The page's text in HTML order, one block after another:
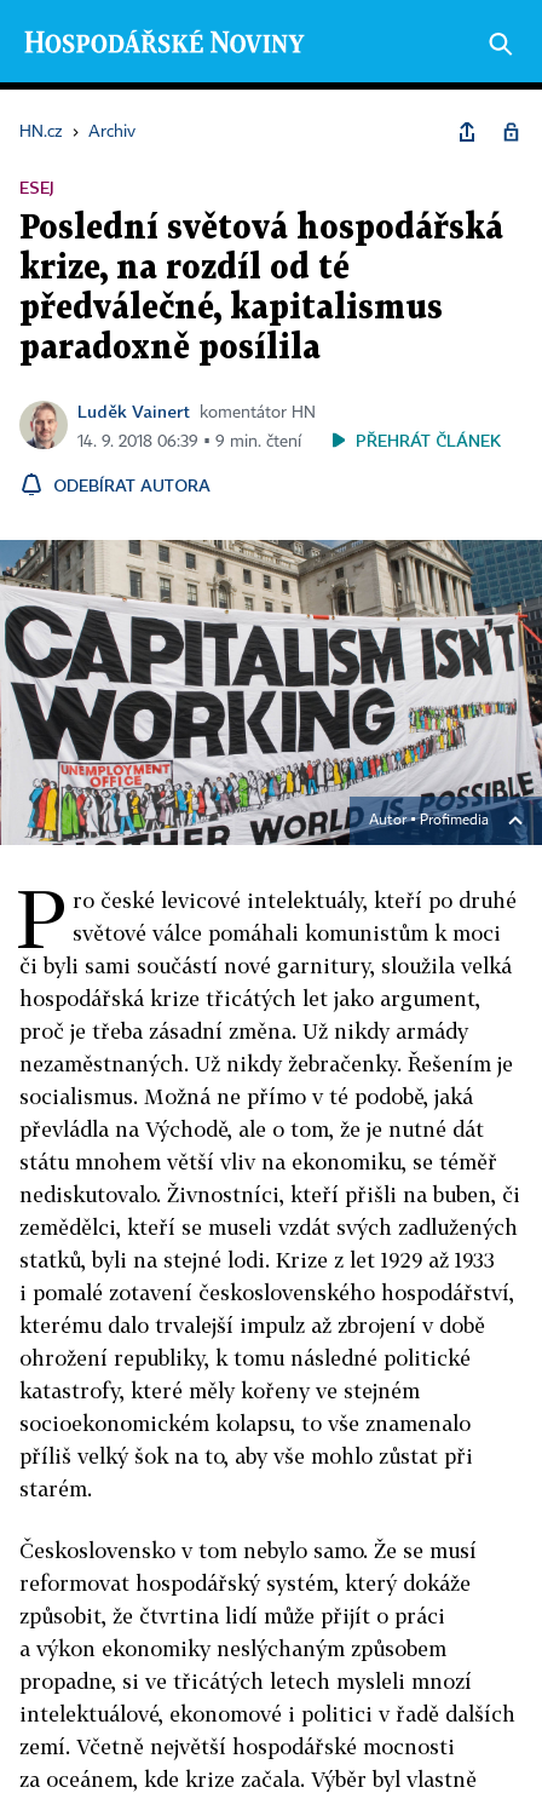
HN.cz › Archiv
ESEJ
Poslední světová hospodářská
krize, na rozdíl od té
předválečné, kapitalismus
paradoxně posílila
Luděk Vainert
komentátor HN
14. 9. 2018 06:39 ▪ 9 min. čtení
PŘEHRÁT ČLÁNEK
ODEBÍRAT AUTORA
Autor ▪Profimedia
P ro české levicové intelektuály, kteří po druhé
světové válce pomáhali komunistům k moci
či byli sami součástí nové garnitury, sloužila velká
hospodářská krize třicátých let jako argument,
proč je třeba zásadní změna. Už nikdy armády
nezaměstnaných. Už nikdy žebračenky. Řešením je
socialismus. Možná ne přímo v té podobě, jaká
převládla na Východě, ale o tom, že je nutné dát
státu mnohem větší vliv na ekonomiku, se téměř
nediskutovalo. Živnostníci, kteří přišli na buben, či
zemědělci, kteří se museli vzdát svých zadlužených
statků, byli na stejné lodi. Krize z let 1929 až 1933
i pomalé zotavení československého hospodářství,
kterému dalo trvalejší impulz až zbrojení v době
ohrožení republiky, k tomu následné politické
katastrofy, které měly kořeny ve stejném
socioekonomickém kolapsu, to vše znamenalo
příliš velký šok na to, aby vše mohlo zůstat při
starém.
Československo v tom nebylo samo. Že se musí
reformovat hospodářský systém, který dokáže
způsobit, že čtvrtina lidí může přijít o práci
a výkon ekonomiky neslýchaným způsobem
propadne, si ve třicátých letech mysleli mnozí
intelektuálové, ekonomové i politici v řadě dalších
zemí. Včetně největší hospodářské mocnosti
za oceánem, kde krize začala. Výběr byl vlastně